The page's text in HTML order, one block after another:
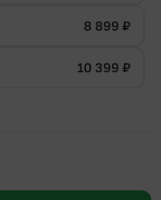
8 899 ₽
10 399 ₽